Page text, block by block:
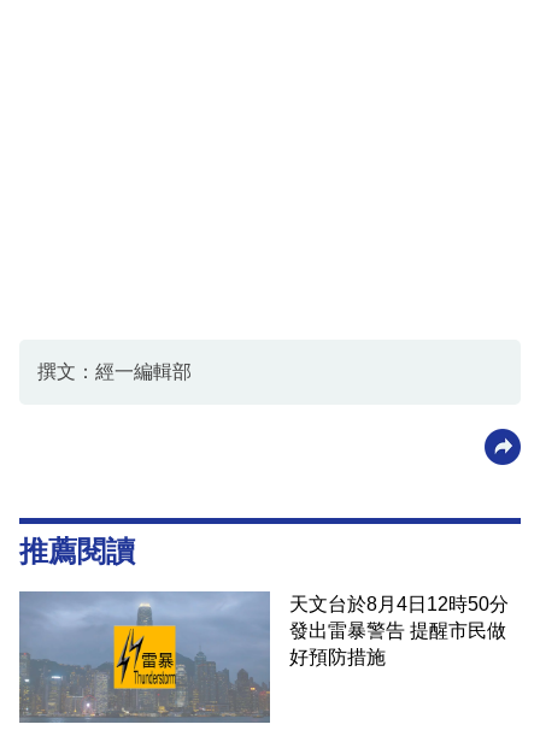
撰文：經一編輯部
推薦閱讀
天文台於8月4日12時50分
發出雷暴警告 提醒市民做
好預防措施